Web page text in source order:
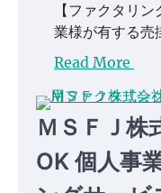
【ファクタリ
業様が有する売
Read More
ＭＳＦＪ株
OK 個人事